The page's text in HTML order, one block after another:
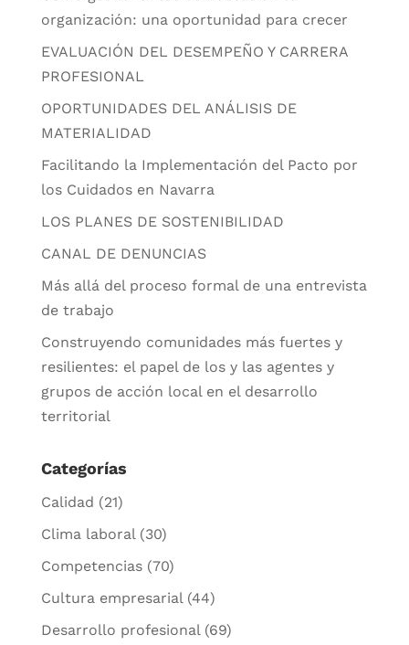
organización: una oportunidad para crecer
EVALUACIÓN DEL DESEMPEÑO Y CARRERA
PROFESIONAL
OPORTUNIDADES DEL ANÁLISIS DE
MATERIALIDAD
Facilitando la Implementación del Pacto por
los Cuidados en Navarra
LOS PLANES DE SOSTENIBILIDAD
CANAL DE DENUNCIAS
Más allá del proceso formal de una entrevista
de trabajo
Construyendo comunidades más fuertes y
resilientes: el papel de los y las agentes y
grupos de acción local en el desarrollo
territorial
Categorías
Calidad (21)
Clima laboral (30)
Competencias(70)
Cultura empresarial (44)
Desarrollo profesional (69)